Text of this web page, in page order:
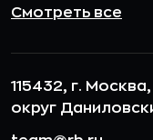
Смотреть все
115432, г.
округ